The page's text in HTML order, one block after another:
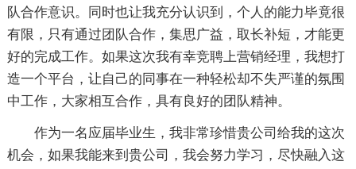
队合作意识。同时也让我充分认识到，个人的能力毕竟很
有限，只有通过团队合作，集思广益，取长补短，才能更
好的完成工作。如果这次我有幸竞聘上营销经理，我想打
造一个平台，让自己的同事在一种轻松却不失严谨的氛围
中工作，大家相互合作，具有良好的团队精神。
作为一名应届毕业生，我非常珍惜贵公司给我的这次
机会，如果我能来到贵公司，我会努力学习，尽快融入这